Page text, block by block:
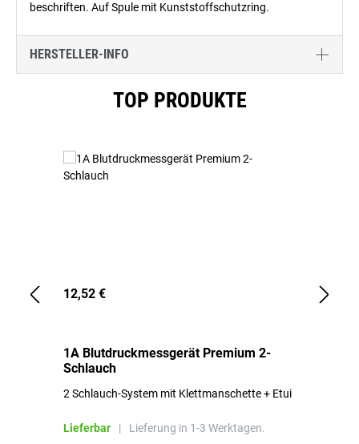
beschriften. Auf Spule mit Kunststoffschutzring.
HERSTELLER-INFO
TOP PRODUKTE
12,52 €
1A Blutdruckmessgerät Premium 2-
Schlauch
2 Schlauch-System mit Klettmanschette + Etui
Lieferbar | Lieferung in 1-3 Werktagen.